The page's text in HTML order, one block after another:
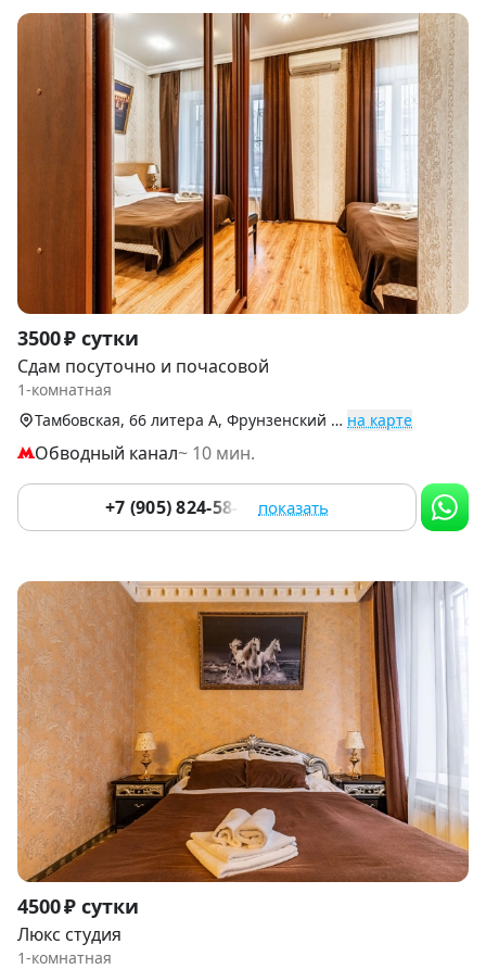
Item
1
of
3500 ₽ сутки
Сдам посуточно и почасовой
1-комнатная
Тамбовская, 66 литера А, Фрунзенский р-н на карте
Обводный канал~ 10 мин.
+7 (905) 824-58-45 показать
Item
1
of
4500 ₽ сутки
Люкс студия
1-комнатная